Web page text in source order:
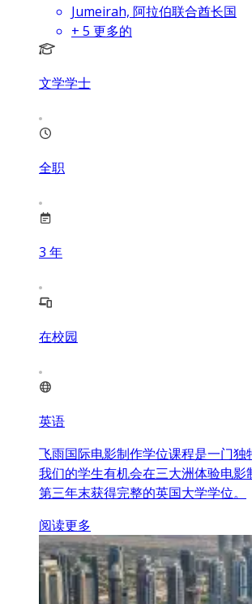
Jumeirah, 阿拉伯联合酋长国
+ 5 更多的
文学学士
全职
3 年
在校园
英语
飞雨国际电影制作学位课程是一门独
我们的学生有机会在三大洲体验电影
第三年末获得完整的英国大学学位。
阅读更多